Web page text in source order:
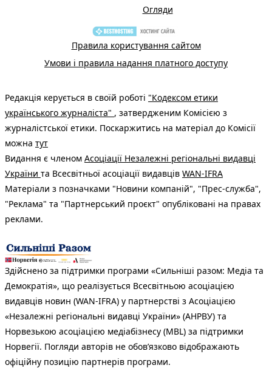
Огляди
Правила користування сайтом
Умови і правила надання платного доступу
Редакція керується в своїй роботі "Кодексом етики
українського журналіста" , затвердженим Комісією з
журналістської етики. Поскаржитись на матеріал до Комісії
можна тут
Видання є членом Асоціації Незалежні регіональні видавці
України та Всесвітньої асоціації видавців WAN-IFRA
Матеріали з позначками "Новини компаній", "Прес-служба",
"Реклама" та "Партнерський проєкт" опубліковані на правах
реклами.
Здійснено за підтримки програми «Сильніші разом: Медіа та
Демократія», що реалізується Всесвітньою асоціацією
видавців новин (WAN-IFRA) у партнерстві з Асоціацією
«Незалежні регіональні видавці України» (АНРВУ) та
Норвезькою асоціацією медіабізнесу (MBL) за підтримки
Норвегії. Погляди авторів не обов’язково відображають
офіційну позицію партнерів програми.